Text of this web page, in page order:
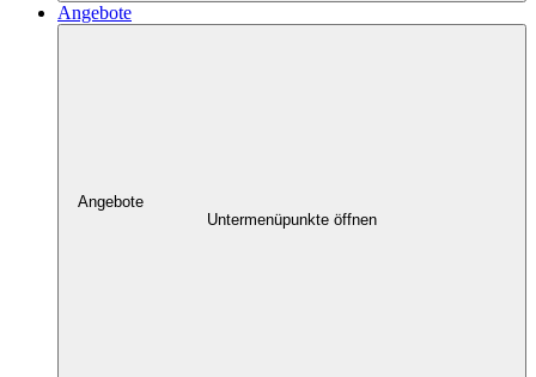
Angebote
Angebote
Untermenüpunkte öffnen